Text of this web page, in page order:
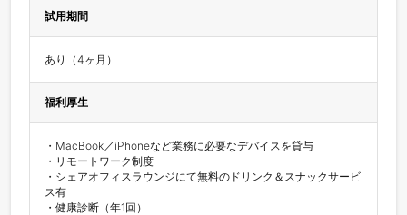
試用期間
あり（4ヶ月）
福利厚生
・MacBook／iPhoneなど業務に必要なデバイスを貸与
・リモートワーク制度
・シェアオフィスラウンジにて無料のドリンク＆スナックサービ
ス有
・健康診断（年1回）